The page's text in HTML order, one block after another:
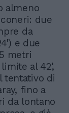
almeno
due
da
e due
metri
al 42',
tentativo di
fino a
da lontano